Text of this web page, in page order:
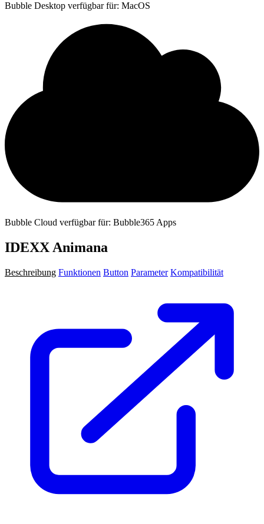
Bubble Desktop verfügbar für: MacOS
Bubble Cloud verfügbar für: Bubble365 Apps
IDEXX Animana
Beschreibung Funktionen Button Parameter Kompatibilität